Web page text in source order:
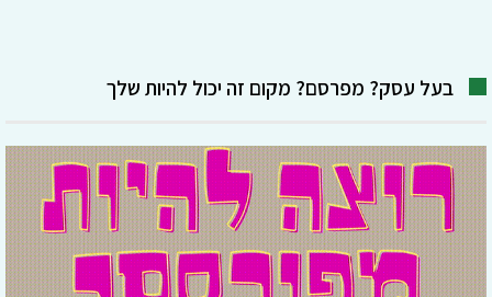
בעל עסק? מפרסם? מקום זה יכול להיות שלך